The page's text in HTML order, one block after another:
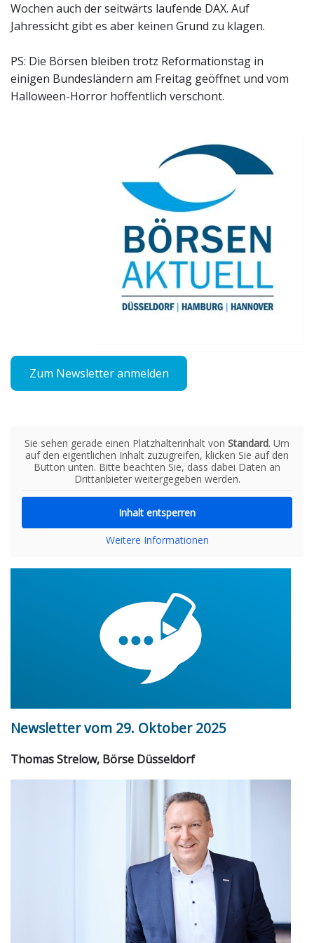
Wochen auch der seitwärts laufende DAX. Auf
Jahressicht gibt es aber keinen Grund zu klagen.
PS: Die Börsen bleiben trotz Reformationstag in
einigen Bundesländern am Freitag geöffnet und vom
Halloween-Horror hoffentlich verschont.
Zum Newsletter anmelden
Sie sehen gerade einen Platzhalterinhalt von Standard. Um
auf den eigentlichen Inhalt zuzugreifen, klicken Sie auf den
Button unten. Bitte beachten Sie, dass dabei Daten an
Drittanbieter weitergegeben werden.
Inhalt entsperren
Weitere Informationen
Newsletter vom 29. Oktober 2025
Thomas Strelow, Börse Düsseldorf